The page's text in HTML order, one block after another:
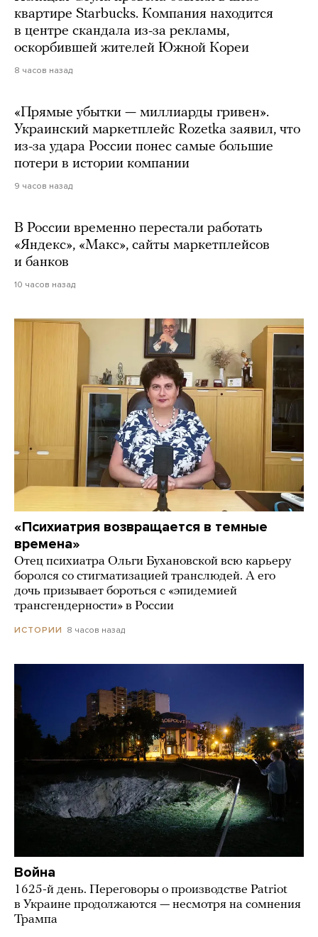
квартире Starbucks. Компания находится
в центре скандала из-за рекламы,
оскорбившей жителей Южной Кореи
8 часов назад
«Прямые убытки — миллиарды гривен».
Украинский маркетплейс Rozetka заявил, что
из-за удара России понес самые большие
потери в истории компании
9 часов назад
В России временно перестали работать
«Яндекс», «Макс», сайты маркетплейсов
и банков
10 часов назад
«Психиатрия возвращается в темные
времена»
Отец психиатра Ольги Бухановской всю карьеру
боролся со стигматизацией транслюдей. А его
дочь призывает бороться с «эпидемией
трансгендерности» в России
ИСТОРИИ 8 часов назад
Война
1625-й день. Переговоры о производстве Patriot
в Украине продолжаются — несмотря на сомнения
Трампа